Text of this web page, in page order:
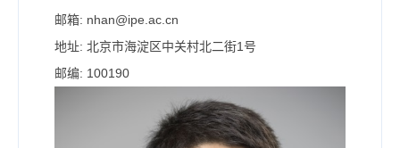
邮箱: nhan@ipe.ac.cn
地址: 北京市海淀区中关村北二街1号
邮编: 100190